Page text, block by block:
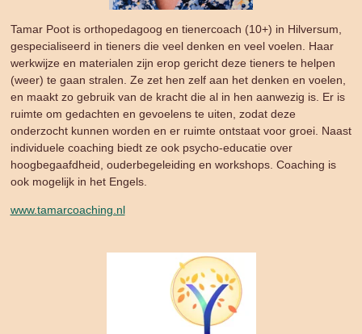
Tamar Poot is orthopedagoog en tienercoach (10+) in Hilversum,
gespecialiseerd in tieners die veel denken en veel voelen. Haar
werkwijze en materialen zijn erop gericht deze tieners te helpen
(weer) te gaan stralen. Ze zet hen zelf aan het denken en voelen,
en maakt zo gebruik van de kracht die al in hen aanwezig is. Er is
ruimte om gedachten en gevoelens te uiten, zodat deze
onderzocht kunnen worden en er ruimte ontstaat voor groei. Naast
individuele coaching biedt ze ook psycho-educatie over
hoogbegaafdheid, ouderbegeleiding en workshops. Coaching is
ook mogelijk in het Engels.
www.tamarcoaching.nl